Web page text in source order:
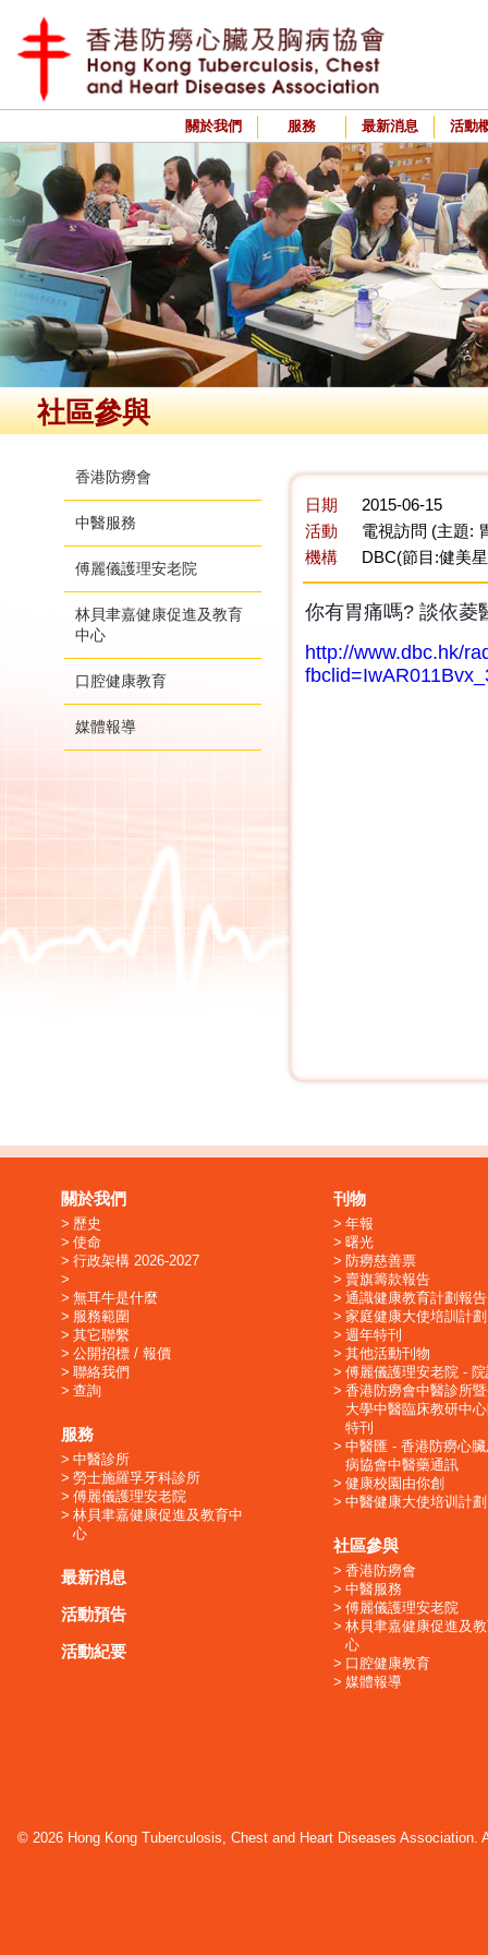
關於我們 服務 最新消息 活動
社區參與
香港防癆會
中醫服務
傅麗儀護理安老院
林貝聿嘉健康促進及教育
中心
口腔健康教育
媒體報導
日期
2015-06-15
活動
電視訪問 (主題:
機構
DBC(節目:健美
你有胃痛嗎? 談依菱
http://www.dbc.hk/
關於我們
歷史
使命
行政架構 2026-2027
無耳牛是什麼
服務範圍
其它聯繫
公開招標 / 報價
聯絡我們
查詢
服務
中醫診所
勞士施羅孚牙科診所
傅麗儀護理安老院
林貝聿嘉健康促進及教育中
心
最新消息
活動預告
活動紀要
刊物
年報
曙光
防癆慈善票
賣旗籌款報告
通識健康教育計劃報告
家庭健康大使培訓計劃
週年特刊
其他活動刊物
傅麗儀護理安老院 -
香港防癆會中醫診所
大學中醫臨床教研中
特刊
中醫匯 - 香港防癆心
病協會中醫藥通訊
健康校園由你創
中醫健康大使培训計劃
社區參與
香港防癆會
中醫服務
傅麗儀護理安老院
林貝聿嘉健康促進及
心
口腔健康教育
媒體報導
© 2026 Hong Kong Tuberculosis, Chest and Heart Diseases Association.